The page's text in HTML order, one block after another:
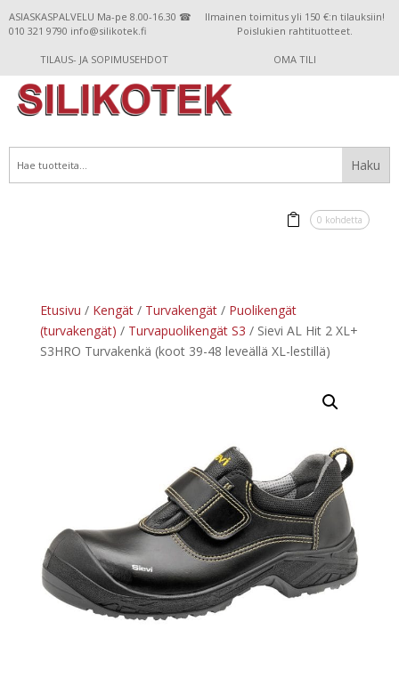
ASIASKASPALVELU Ma-pe 8.00-16.30 ☎
010 321 9790 info@silikotek.fi
Ilmainen toimitus yli 150 €:n tilauksiin!
Poislukien rahtituotteet.
TILAUS- JA SOPIMUSEHDOT OMA TILI
0 kohdetta
Etusivu / Kengät/ Turvakengät/ Puolikengät
(turvakengät) / Turvapuolikengät S3 / Sievi AL Hit 2 XL+
S3HRO Turvakenkä (koot 39-48 leveällä XL-lestillä)